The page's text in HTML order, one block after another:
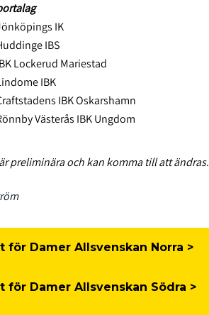
IK
IBS
Lockerud Mariestad
IBK
IBK Oskarshamn
Västerås IBK Ungdom
preliminära och kan komma till att ändras.
för Damer Allsvenskan Norra >
för Damer Allsvenskan Södra >